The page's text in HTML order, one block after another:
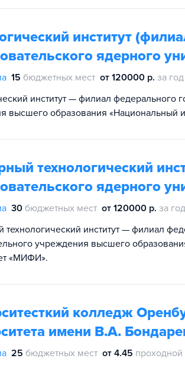
институт
ядерного
15 бюджетных мест от 120000 р. за год
институт — филиал федерального
высшего образования «Национальный
технологический
ядерного
30 бюджетных мест от 120000 р. за год
технологический институт — филиал
учреждения высшего
«МИФИ».
колледж
имени В.А.
25 бюджетных мест от 4.45 проходной